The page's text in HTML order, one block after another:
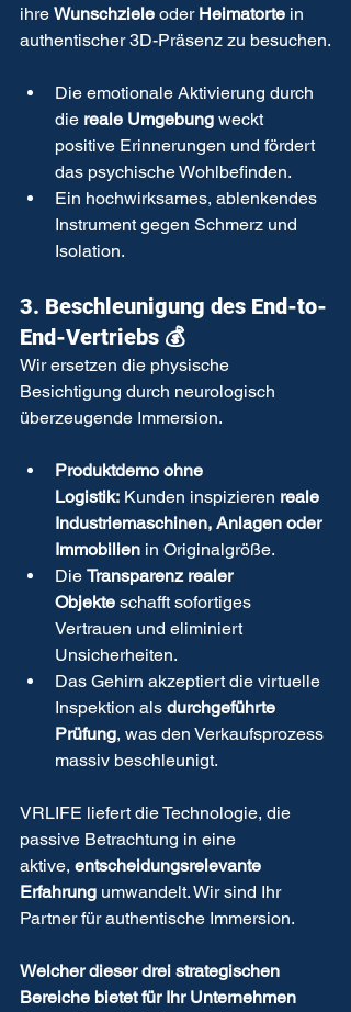
ihre Wunschziele oder Heimatorte in
authentischer 3D-Präsenz zu besuchen.
Die emotionale Aktivierung durch
die reale Umgebung weckt
positive Erinnerungen und fördert
das psychische Wohlbefinden.
Ein hochwirksames, ablenkendes
Instrument gegen Schmerz und
Isolation.
3. Beschleunigung des End-to-
End-Vertriebs 💰
Wir ersetzen die physische
Besichtigung durch neurologisch
überzeugende Immersion.
Produktdemo ohne
Logistik: Kunden inspizieren reale
Industriemaschinen, Anlagen oder
Immobilien in Originalgröße.
Die Transparenz realer
Objekte schafft sofortiges
Vertrauen und eliminiert
Unsicherheiten.
Das Gehirn akzeptiert die virtuelle
Inspektion als durchgeführte
Prüfung, was den Verkaufsprozess
massiv beschleunigt.
VRLIFE liefert die Technologie, die
passive Betrachtung in eine
aktive, entscheidungsrelevante
Erfahrung umwandelt. Wir sind Ihr
Partner für authentische Immersion.
Welcher dieser drei strategischen
Bereiche bietet für Ihr Unternehmen